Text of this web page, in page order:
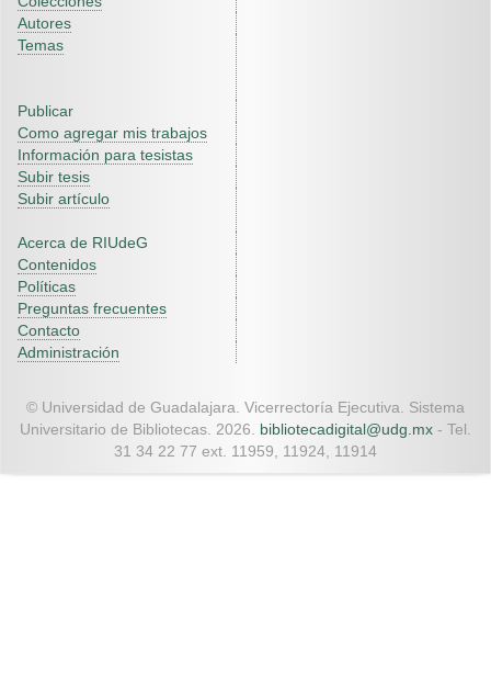
Autores
Temas
Publicar
Como agregar mis trabajos
Información para tesistas
Subir tesis
Subir artículo
Acerca de RIUdeG
Contenidos
Políticas
Preguntas frecuentes
Contacto
Administración
© Universidad de Guadalajara. Vicerrectoría Ejecutiva. Sistema
Universitario de Bibliotecas. 2026. bibliotecadigital@udg.mx - Tel.
31 34 22 77 ext. 11959, 11924, 11914